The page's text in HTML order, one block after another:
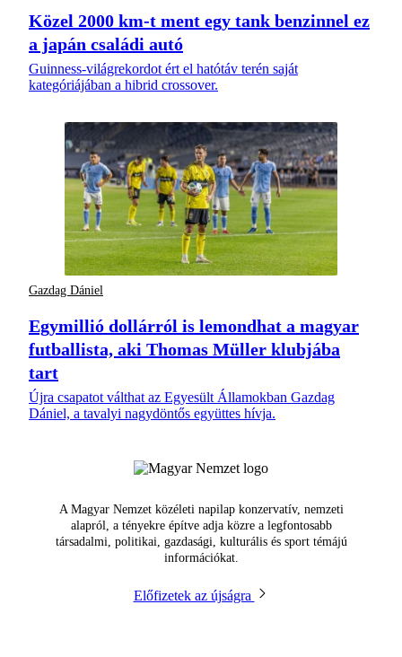
Közel 2000 km-t ment egy tank benzinnel ez
a japán családi autó
Guinness-világrekordot ért el hatótáv terén saját
kategóriájában a hibrid crossover.
Gazdag Dániel
Egymillió dollárról is lemondhat a magyar
futballista, aki Thomas Müller klubjába
tart
Újra csapatot válthat az Egyesült Államokban Gazdag
Dániel, a tavalyi nagydöntős együttes hívja.
A Magyar Nemzet közéleti napilap konzervatív, nemzeti
alapról, a tényekre építve adja közre a legfontosabb
társadalmi, politikai, gazdasági, kulturális és sport témájú
információkat.
Előfizetek az újságra